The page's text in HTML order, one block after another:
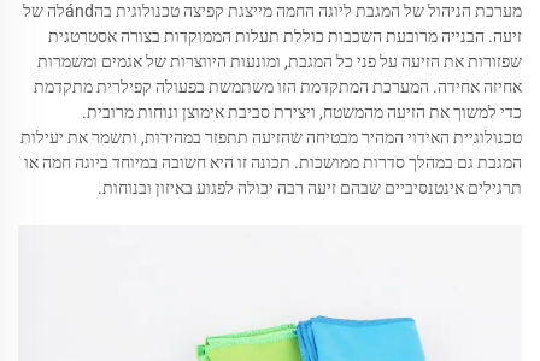
מערכת הניהול של המגבת ליוגה החמה מייצגת קפיצה טכנולוגית בהándלה של
זיעה. הבנייה מרובעת השכבות כוללת תעלות הממוקדות בצורה אסטרטגית
שפזורות את הזיעה על פני כל המגבת, ומונעות היווצרות של אגמים ומשמרות
אחיזה אחידה. המערכת המתקדמת הזו משתמשת בפעולה קפילרית מתקדמת
כדי למשוך את הזיעה מהמשטח, ויצירת סביבת אימוצן ונוחות מרובית.
טכנולוגיית האידוי המהיר מבטיחה שהזיעה תתפזר במהירות, ותשמר את יעילות
המגבת גם במהלך סדרות ממושכות. תכונה זו היא חשובה במיוחד ביוגה חמה או
תרגילים אינטנסיביים שבהם זיעה רבה יכולה לפגוע באיזון ובנוחות.